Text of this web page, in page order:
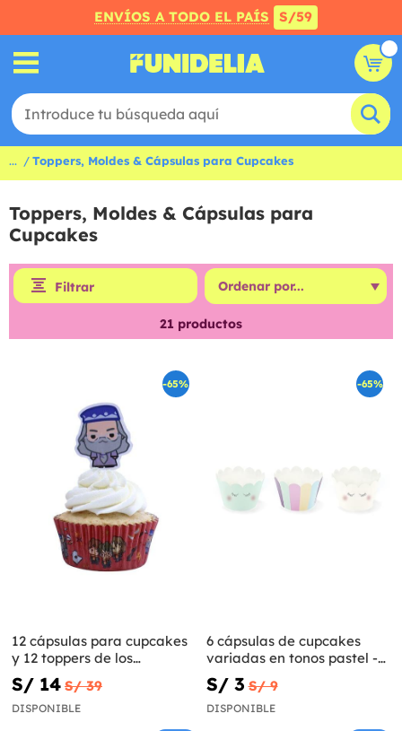
ENVÍOS A TODO EL PAÍS S/59
... Toppers, Moldes & Cápsulas para Cupcakes
Toppers, Moldes & Cápsulas para
Cupcakes
Filtrar
21 productos
-65%
12 cápsulas para cupcakes
y 12 toppers de los
personajes de Harry Potter
S/ 14 S/ 39
DISPONIBLE
-65%
6 cápsulas de cupcakes
variadas en tonos pastel -
Unicorn Collection
S/ 3 S/ 9
DISPONIBLE